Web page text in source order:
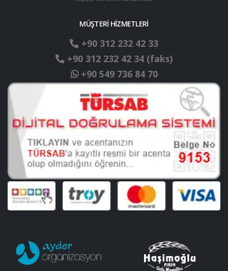
MÜŞTERİ HİZMETLERİ
+90 312 232 42 33
+90 312 232 42 34 (faks)
+90 549 736 84 70